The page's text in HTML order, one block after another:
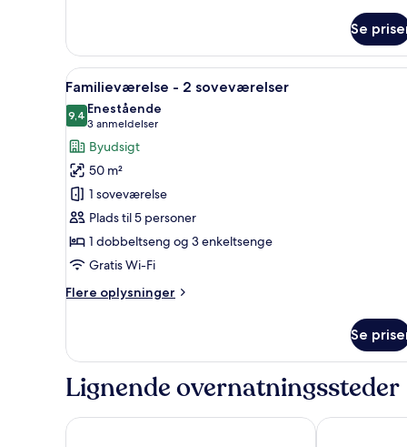
værelse
med
dobbeltseng
eller
2
enkeltsenge
-
byudsigt
Se
Indlæs
alle
billeder
af
Familieværelse
-
2
soveværelser
Et hotelværelse med en
7
Familieværelse - 2 soveværelser
9,49,4 ud af 10
Enestående
3 anmeldelser
(3
anmeldelser)
Byudsigt
50 m²
1 soveværelse
Plads til 5 personer
1 dobbeltseng og 3 enkeltsenge
Gratis Wi-Fi
Flere oplysninger
Flere
-
soveværelser
Se
Lignende overnatningssteder
Park Hotel Pruhonice Hotel